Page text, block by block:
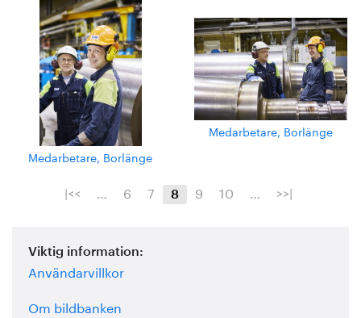
Medarbetare, Borlänge
Medarbetare, Borlänge
|<< 6 7 8 9 10 >>|
Viktig information:
Användarvillkor
Om bildbanken